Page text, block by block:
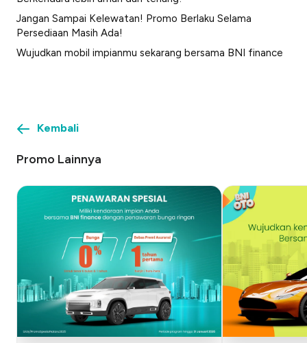
Jangan Sampai Kelewatan! Promo Berlaku Selama
Persediaan Masih Ada!
Wujudkan mobil impianmu sekarang bersama BNI finance
Kembali
Promo Lainnya